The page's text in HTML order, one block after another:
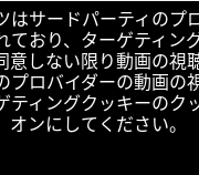
はサードパーティのプ
ており、ターゲティン
意しない限り動画の視
プロバイダーの動画の
ティングクッキーのク
オンにしてください。